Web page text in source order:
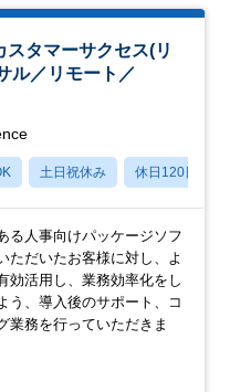
スタマーサクセス(リ
ル／リモート／
土日祝休み 休日120日以上
る人事向けパッケージソフ
ただいたお客様に対し、よ
効活用し、業務効率化をし
う、導入後のサポート、コ
業務を行っていただきま